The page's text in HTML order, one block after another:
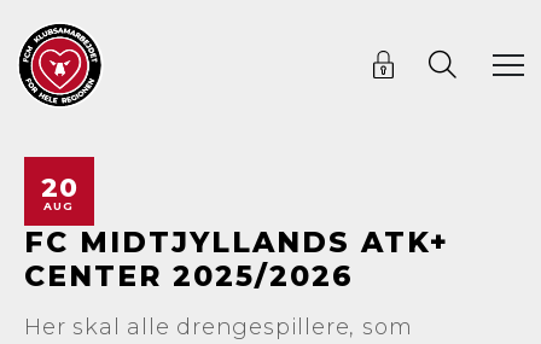
20
AUG
FC MIDTJYLLANDS ATK+
CENTER 2025/2026
Her skal alle drengespillere, som